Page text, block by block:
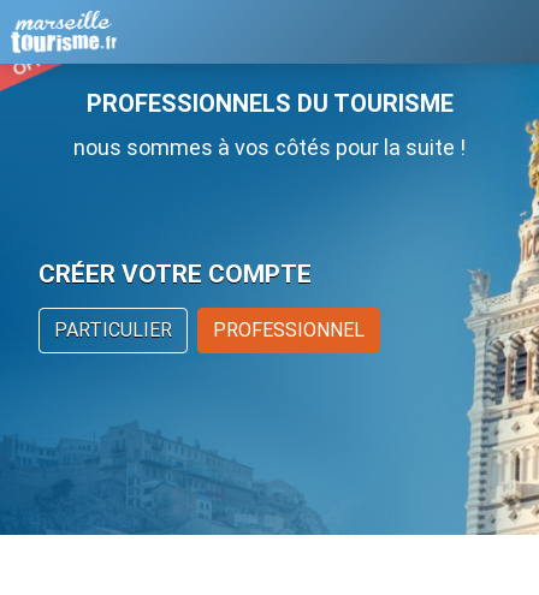
PROFESSIONNELS DU TOURISME
nous sommes à vos côtés pour la suite !
CRÉER VOTRE COMPTE
PARTICULIER PROFESSIONNEL